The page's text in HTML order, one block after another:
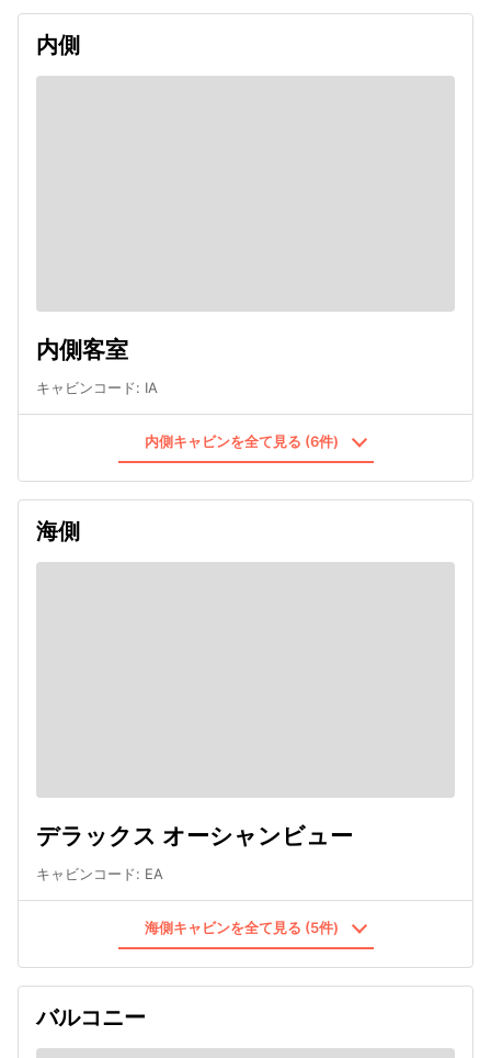
内側
内側客室
キャビンコード: IA
内側キャビンを全て見る (6件)
海側
デラックス オーシャンビュー
キャビンコード: EA
海側キャビンを全て見る (5件)
バルコニー